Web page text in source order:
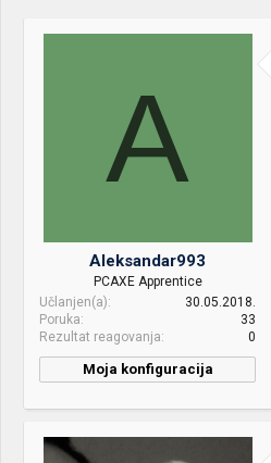
o
k
r
j
a
A
Aleksandar993
PCAXE Apprentice
Učlanjen(a)
30.05.2018.
Poruka
33
Rezultat reagovanja
0
Moja konfiguracija